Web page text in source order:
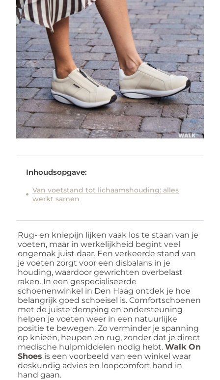
Inhoudsopgave:
Van voetstand tot lichaamshouding: alles
werkt samen
Rug- en kniepijn lijken vaak los te staan van je
voeten, maar in werkelijkheid begint veel
ongemak juist daar. Een verkeerde stand van
je voeten zorgt voor een disbalans in je
houding, waardoor gewrichten overbelast
raken. In een gespecialiseerde
schoenenwinkel in Den Haag ontdek je hoe
belangrijk goed schoeisel is. Comfortschoenen
met de juiste demping en ondersteuning
helpen je voeten weer in een natuurlijke
positie te bewegen. Zo verminder je spanning
op knieën, heupen en rug, zonder dat je direct
medische hulpmiddelen nodig hebt. Walk On
Shoes is een voorbeeld van een winkel waar
deskundig advies en loopcomfort hand in
hand gaan.